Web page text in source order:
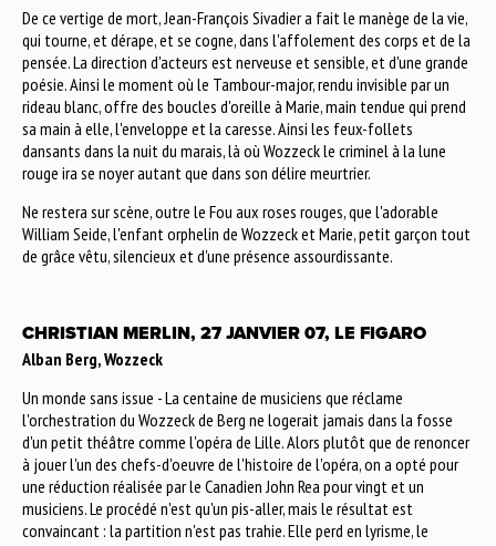
De ce vertige de mort, Jean-François Sivadier a fait le manège de la vie,
qui tourne, et dérape, et se cogne, dans l'affolement des corps et de la
pensée. La direction d'acteurs est nerveuse et sensible, et d'une grande
poésie. Ainsi le moment où le Tambour-major, rendu invisible par un
rideau blanc, offre des boucles d'oreille à Marie, main tendue qui prend
sa main à elle, l'enveloppe et la caresse. Ainsi les feux-follets
dansants dans la nuit du marais, là où Wozzeck le criminel à la lune
rouge ira se noyer autant que dans son délire meurtrier.
Ne restera sur scène, outre le Fou aux roses rouges, que l'adorable
William Seide, l'enfant orphelin de Wozzeck et Marie, petit garçon tout
de grâce vêtu, silencieux et d'une présence assourdissante.
CHRISTIAN MERLIN, 27 JANVIER 07, LE FIGARO
Alban Berg, Wozzeck
Un monde sans issue - La centaine de musiciens que réclame
l'orchestration du Wozzeck de Berg ne logerait jamais dans la fosse
d'un petit théâtre comme l'opéra de Lille. Alors plutôt que de renoncer
à jouer l'un des chefs-d'oeuvre de l'histoire de l'opéra, on a opté pour
une réduction réalisée par le Canadien John Rea pour vingt et un
musiciens. Le procédé n'est qu'un pis-aller, mais le résultat est
convaincant : la partition n'est pas trahie. Elle perd en lyrisme, le